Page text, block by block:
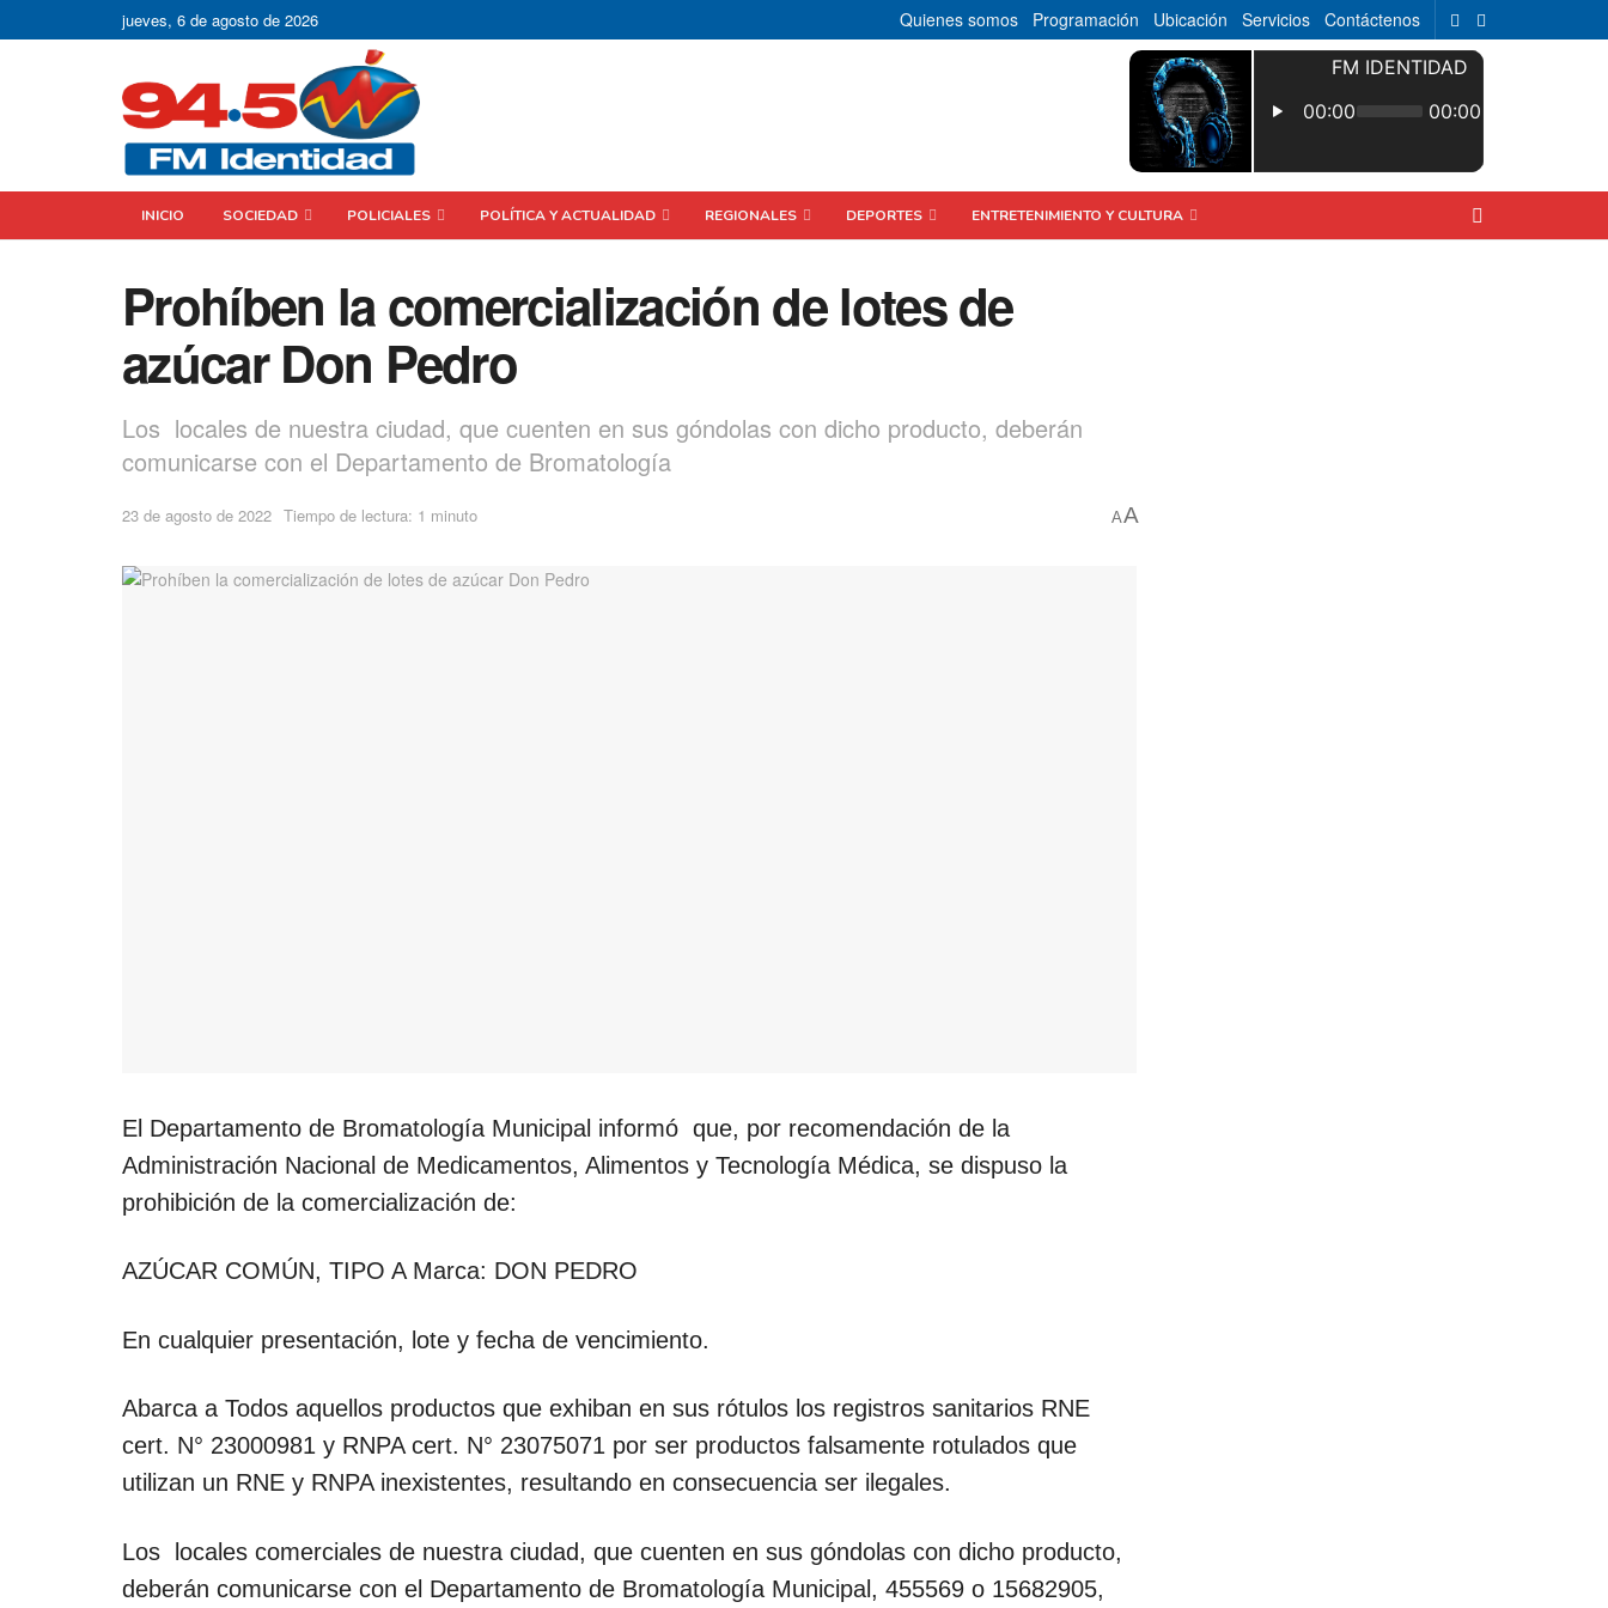
jueves, 6 de agosto de 2026 Quienes somos Programación Ubicación Servicios Contáctenos
INICIO SOCIEDAD POLICIALES POLÍTICA Y ACTUALIDAD REGIONALES DEPORTES ENTRETENIMIENTO Y CULTURA
Prohíben la comercialización de lotes de
azúcar Don Pedro
Los locales de nuestra ciudad, que cuenten en sus góndolas con dicho producto, deberán
comunicarse con el Departamento de Bromatología
23 de agosto de 2022 Tiempo de lectura: 1 minuto AA
El Departamento de Bromatología Municipal informó que, por recomendación de la
Administración Nacional de Medicamentos, Alimentos y Tecnología Médica, se dispuso la
prohibición de la comercialización de:
AZÚCAR COMÚN, TIPO A Marca: DON PEDRO
En cualquier presentación, lote y fecha de vencimiento.
Abarca a Todos aquellos productos que exhiban en sus rótulos los registros sanitarios RNE
cert. N° 23000981 y RNPA cert. N° 23075071 por ser productos falsamente rotulados que
utilizan un RNE y RNPA inexistentes, resultando en consecuencia ser ilegales.
Los locales comerciales de nuestra ciudad, que cuenten en sus góndolas con dicho producto,
deberán comunicarse con el Departamento de Bromatología Municipal, 455569 o 15682905,